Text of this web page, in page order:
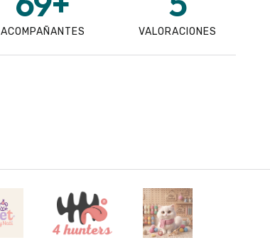
ACOMPAÑANTES VALORACIONES